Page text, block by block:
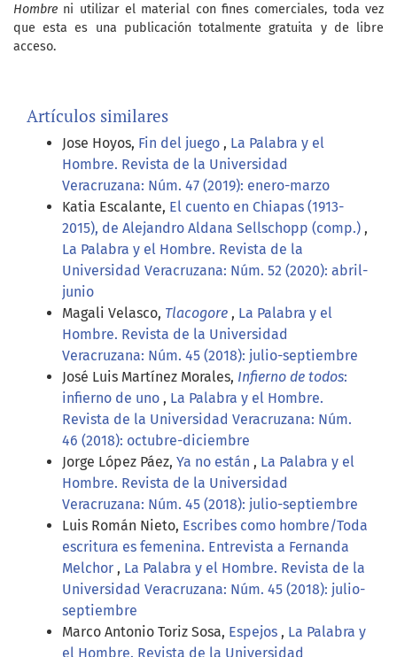
Hombre ni utilizar el material con fines comerciales, toda vez
que esta es una publicación totalmente gratuita y de libre
acceso.
Artículos similares
Jose Hoyos, Fin del juego , La Palabra y el
Hombre. Revista de la Universidad
Veracruzana: Núm. 47 (2019): enero-marzo
Katia Escalante, El cuento en Chiapas (1913-
2015), de Alejandro Aldana Sellschopp (comp.) ,
La Palabra y el Hombre. Revista de la
Universidad Veracruzana: Núm. 52 (2020): abril-
junio
Magali Velasco, Tlacogore , La Palabra y el
Hombre. Revista de la Universidad
Veracruzana: Núm. 45 (2018): julio-septiembre
José Luis Martínez Morales, Infierno de todos:
infierno de uno , La Palabra y el Hombre.
Revista de la Universidad Veracruzana: Núm.
46 (2018): octubre-diciembre
Jorge López Páez, Ya no están , La Palabra y el
Hombre. Revista de la Universidad
Veracruzana: Núm. 45 (2018): julio-septiembre
Luis Román Nieto, Escribes como hombre/Toda
escritura es femenina. Entrevista a Fernanda
Melchor , La Palabra y el Hombre. Revista de la
Universidad Veracruzana: Núm. 45 (2018): julio-
septiembre
Marco Antonio Toriz Sosa, Espejos , La Palabra y
el Hombre. Revista de la Universidad